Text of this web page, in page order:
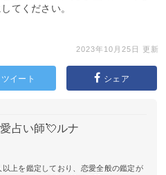
てください。
2023年10月25日 更新
ツイート シェア
占い師💘ルナ
上を鑑定しており、恋愛全般の鑑定が